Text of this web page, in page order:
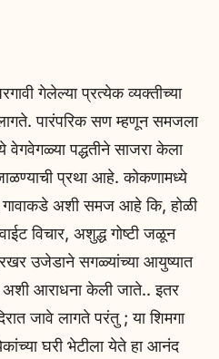
गेलेल्या प्रत्येक व्यक्तीच्या
पारंपरिक सण म्हणून समजला
वेगवेगळ्या पद्धतीने साजरा केला
प्रथा आहे. कोकणामध्ये
गावाकडे अशी समज आहे कि, होळी
विचार, अशुद्ध गोष्टी जळून
उजेडाने सगळ्यांच्या आयुष्यात
अशी आराधना केली जाते.. इतर
जावे लागते परंतु ; या शिमगा
घरी भेटीला येते हा आनंद